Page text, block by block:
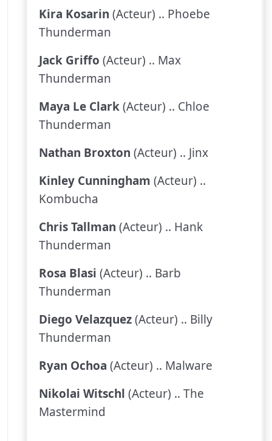
Kira Kosarin (Acteur) .. Phoebe
Thunderman
Jack Griffo (Acteur) .. Max
Thunderman
Maya Le Clark(Acteur) .. Chloe
Thunderman
Nathan Broxton (Acteur) .. Jinx
Kinley Cunningham (Acteur) ..
Kombucha
Chris Tallman (Acteur) .. Hank
Thunderman
Rosa Blasi (Acteur) .. Barb
Thunderman
Diego Velazquez(Acteur) .. Billy
Thunderman
Ryan Ochoa (Acteur) .. Malware
Nikolai Witschl (Acteur) .. The
Mastermind